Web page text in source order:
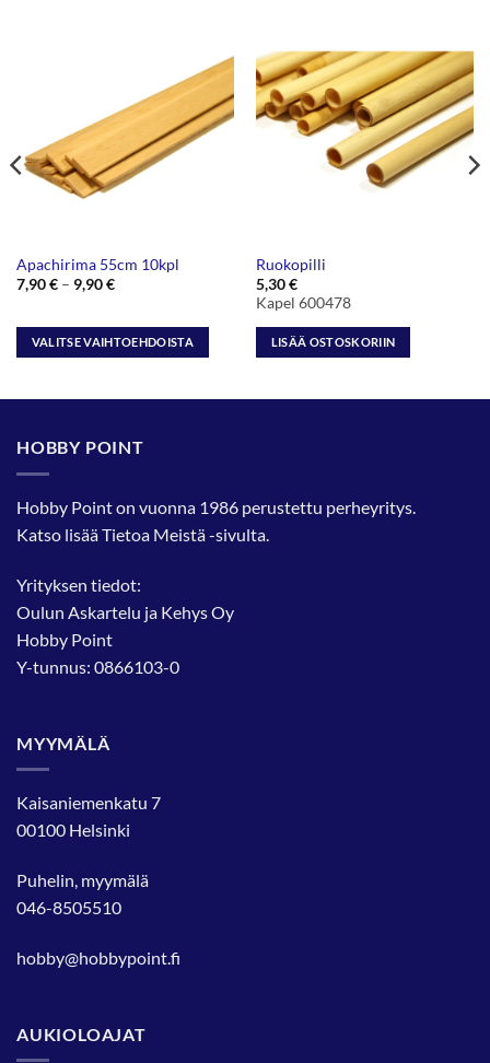
Apachirima 55cm 10kpl
7,90€ – 9,90€Hintaluokka:
9,90 €
VALITSE VAIHTOEHDOISTA
muunnelma.
tehdä
valinnat
Ruokopilli
5,30€
Kapel 600478
LISÄÄ OSTOSKORIIN
HOBBY POINT
Hobby Point on vuonna 1986 perustettu perheyritys.
Katso lisääTietoa Meistä-sivulta.
Yrityksen tiedot:
Oulun Askartelu ja Kehys Oy
Hobby Point
Y-tunnus: 0866103-0
MYYMÄLÄ
Kaisaniemenkatu 7
00100 Helsinki
Puhelin, myymälä
046-8505510
hobby@hobbypoint.fi
AUKIOLOAJAT